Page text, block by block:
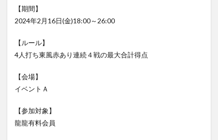
【期間】
2024年2月16日(金)18:00～26:00
【ルール】
4人打ち東風赤あり連続４戦の最大合計得点
【会場】
イベントＡ
【参加対象】
龍龍有料会員